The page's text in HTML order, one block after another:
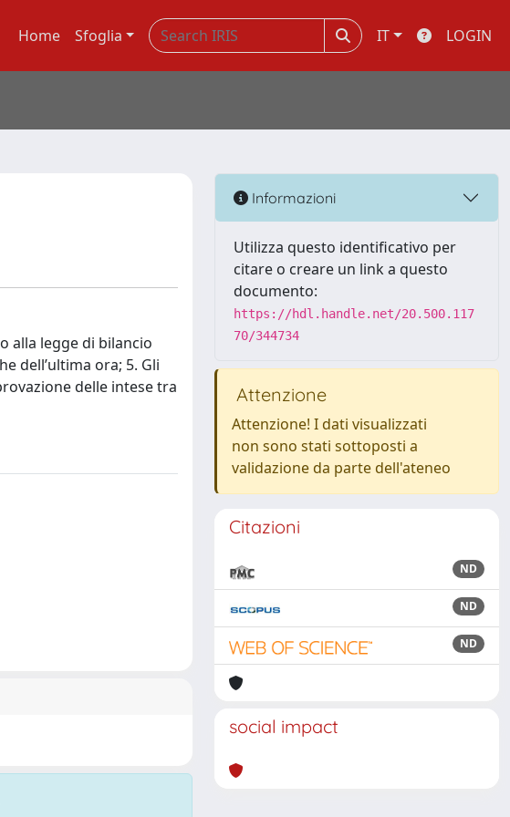
Home Sfoglia IT LOGIN
alla legge di bilancio
dell’ultima ora; 5. Gli
delle intese tra
Informazioni
Utilizza questo identificativo per
citare o creare un link a questo
documento:
https://hdl.handle.net/20.500.117
70/344734
Attenzione
Attenzione! I dati visualizzati
non sono stati sottoposti a
validazione da parte dell'ateneo
Citazioni
ND
ND
ND
social impact